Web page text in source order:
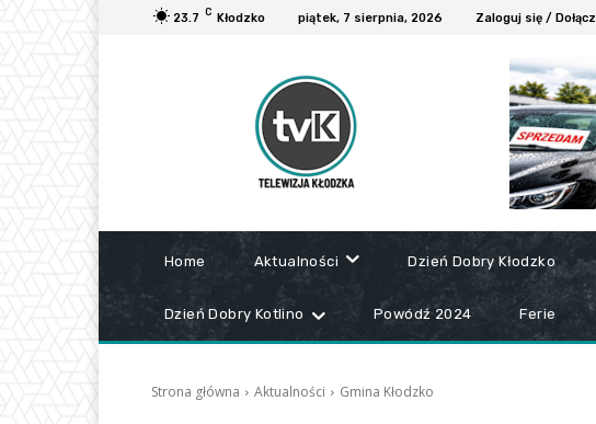
23.7 C Kłodzko piątek, 7 sierpnia, 2026 Zaloguj się / Dołącz
Home Aktualności Dzień Dobry Kłodzko
Dzień Dobry Kotlino Powódź 2024 Ferie
Strona główna Aktualności Gmina Kłodzko